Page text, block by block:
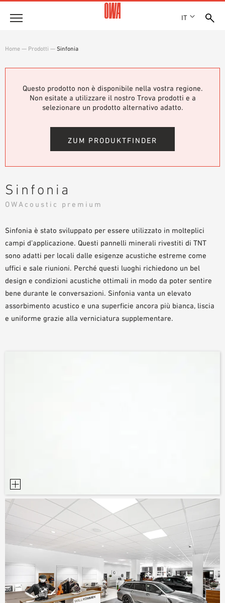
IT
Prodotti
PANORAMICA PRODOTTI
RICERCA GUIDATA
Soluzioni
CAMPI D’APPLICAZIONE
CAPITOLATI D’APPALTO
DOWNLOAD
AUSILII PER LA PROGETTAZIONE
VIDEO
ORDINE CAMPIONE
Home — Prodotti — Sinfonia
Questo prodotto non è disponibile nella vostra regione.
Non esitate a utilizzare il nostro Trova prodotti e a
selezionare un prodotto alternativo adatto.
ZUM PRODUKTFINDER
Sinfonia
OWAcoustic premium
Sinfonia è stato sviluppato per essere utilizzato in molteplici
campi d’applicazione. Questi pannelli minerali rivestiti di TNT
sono adatti per locali dalle esigenze acustiche estreme come
uffici e sale riunioni. Perché questi luoghi richiedono un bel
design e condizioni acustiche ottimali in modo da poter sentire
bene durante le conversazioni. Sinfonia vanta un elevato
assorbimento acustico e una superficie ancora più bianca, liscia
e uniforme grazie alla verniciatura supplementare.